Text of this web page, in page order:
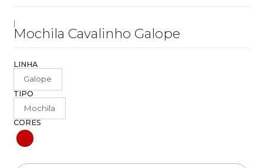
Mochila Cavalinho Galope
LINHA
Galope
TIPO
Mochila
CORES